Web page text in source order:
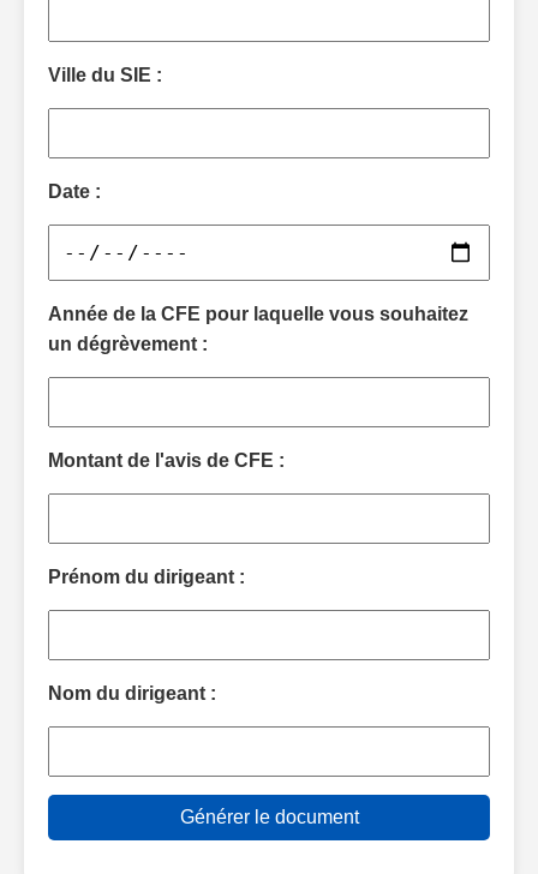
Ville du SIE :
Date :
Année de la CFE pour laquelle vous souhaitez
un dégrèvement :
Montant de l'avis de CFE :
Prénom du dirigeant :
Nom du dirigeant :
Générer le document